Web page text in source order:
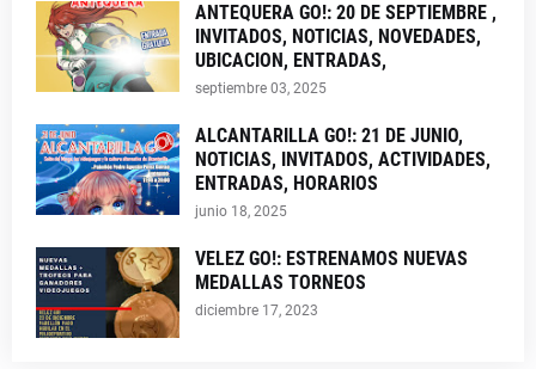
ANTEQUERA GO!: 20 DE SEPTIEMBRE ,
INVITADOS, NOTICIAS, NOVEDADES,
UBICACION, ENTRADAS,
septiembre 03, 2025
ALCANTARILLA GO!: 21 DE JUNIO,
NOTICIAS, INVITADOS, ACTIVIDADES,
ENTRADAS, HORARIOS
junio 18, 2025
VELEZ GO!: ESTRENAMOS NUEVAS
MEDALLAS TORNEOS
diciembre 17, 2023